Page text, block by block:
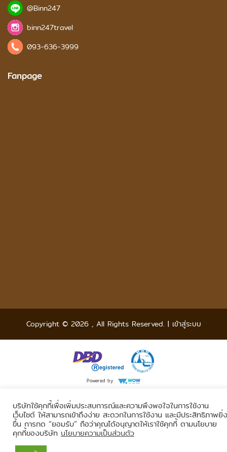
@Binn247
binn247travel
093-636-3999
Fanpage
Copyright © 2026 , All Rights Reserved. | เข้าสู่ระบบ
Powered by
บริษัทใช้คุกกี้เพื่อเพิ่มประสบการณ์และความพึงพอใจในการใช้งาน
เว็บไซต์ ให้สามารถเข้าถึงง่าย สะดวกในการใช้งาน และมีประสิทธิภาพยิ่ง
ขึ้น การกด “ยอมรับ” ถือว่าคุณได้อนุญาตให้เราใช้คุกกี้ ตามนโยบาย
คุกกี้ของบริษัท นโยบายความเป็นส่วนตัว